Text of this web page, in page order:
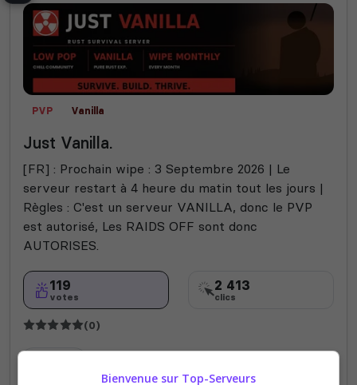
PVP Vanilla
Just Vanilla.
[FR] : Prochain wipe : 3 Septembre 2026 | Le
serveur restart à 4 heure du matin tout les jours |
Règles : C'est un serveur VANILLA, donc le PVP
est autorisé, Les RAIDS OFF sont donc
AUTORISES.
119
votes
2 413
clics
(0)
Bienvenue sur Top-Serveurs